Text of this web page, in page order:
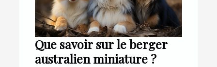
Que savoir sur le berger
australien miniature ?